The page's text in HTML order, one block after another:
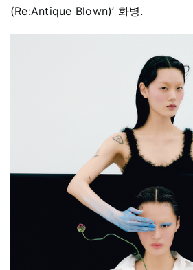
(Re:Antique Blown)’ 화병.